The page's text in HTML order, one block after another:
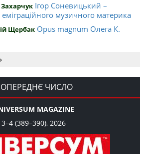
Ігор Соневицький –
музичного материка
Щербак Opus magnum Олега К.
Журавель і синиця як
політстратегії й тактики
ЧИСЛО
MAGAZINE
3–4 (389–390), 2026